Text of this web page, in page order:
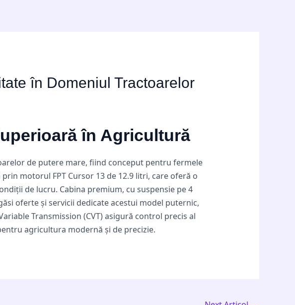
în Domeniul Tractoarelor
în Agricultură
de putere mare, fiind conceput pentru fermele
motorul FPT Cursor 13 de 12.9 litri, care oferă o
de lucru. Cabina premium, cu suspensie pe 4
oferte și servicii dedicate acestui model puternic,
Transmission (CVT) asigură control precis al
agricultura modernă și de precizie.